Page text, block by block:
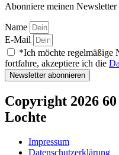
Abonniere meinen
Name
E-Mail
*Ich möchte regelmäßige
fortfahre, akzeptiere ich die
Newsletter abonnieren
Copyright 2026
Lochte
Impressum
Datenschutzerklärung